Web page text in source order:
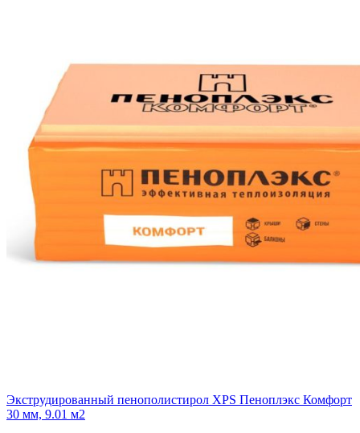
Экструдированный пенополистирол XPS Пеноплэкс Комфорт
30 мм, 9.01 м2